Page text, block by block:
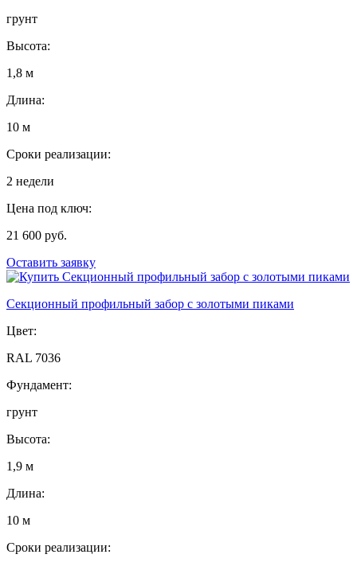
грунт
Высота:
1,8 м
Длина:
10 м
Сроки реализации:
2 недели
Цена под ключ:
21 600 руб.
Оставить заявку
Секционный профильный забор с золотыми пиками
Цвет:
RAL 7036
Фундамент:
грунт
Высота:
1,9 м
Длина:
10 м
Сроки реализации: